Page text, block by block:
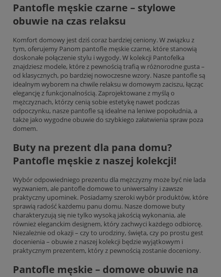
Pantofle męskie czarne – stylowe
obuwie na czas relaksu
Komfort domowy jest dziś coraz bardziej ceniony. W związku z
tym, oferujemy Panom pantofle męskie czarne, które stanowią
doskonałe połączenie stylu i wygody. W kolekcji Pantofelka
znajdziesz modele, które z pewnością trafią w różnorodne gusta –
od klasycznych, po bardziej nowoczesne wzory. Nasze pantofle są
idealnym wyborem na chwile relaksu w domowym zaciszu, łącząc
elegancję z funkcjonalnością. Zaprojektowane z myślą o
mężczyznach, którzy cenią sobie estetykę nawet podczas
odpoczynku, nasze pantofle są idealne na leniwe popołudnia, a
także jako wygodne obuwie do szybkiego załatwienia spraw poza
domem.
Buty na prezent dla pana domu?
Pantofle męskie z naszej kolekcji!
Wybór odpowiedniego prezentu dla mężczyzny może być nie lada
wyzwaniem, ale pantofle domowe to uniwersalny i zawsze
praktyczny upominek. Posiadamy szeroki wybór produktów, które
sprawią radość każdemu panu domu. Nasze domowe buty
charakteryzują się nie tylko wysoką jakością wykonania, ale
również eleganckim designem, który zachwyci każdego odbiorcę.
Niezależnie od okazji – czy to urodziny, święta, czy po prostu gest
docenienia – obuwie z naszej kolekcji będzie wyjątkowym i
praktycznym prezentem, który z pewnością zostanie doceniony.
Pantofle męskie – domowe obuwie na